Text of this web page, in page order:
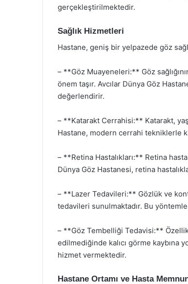
gerçekleştirilmektedir.
Sağlık Hizmetleri
Hastane, geniş bir yelpazede göz
– **Göz Muayeneleri:** Göz
önem taşır. Avcılar Dünya Göz
değerlendirir.
– **Katarakt Cerrahisi:** Katarakt,
Hastane, modern cerrahi tekniklerle
– **Retina Hastalıkları:** Retina
Dünya Göz Hastanesi, retina
– **Lazer Tedavileri:** Gözlük ve
tedavileri sunulmaktadır. Bu
– **Göz Tembelliği Tedavisi:**
edilmediğinde kalıcı görme kaybına
hizmet vermektedir.
Hastane Ortamı ve Hasta